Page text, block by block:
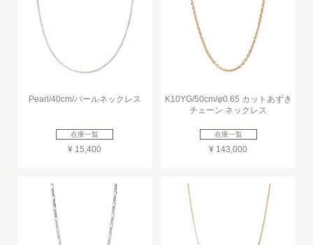
Pearl/40cm/パールネックレス
在庫一覧
¥ 15,400
K10YG/50cm/φ0.65 カットあずき
チェーン ネックレス
在庫一覧
¥ 143,000